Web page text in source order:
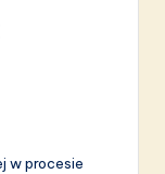
w procesie